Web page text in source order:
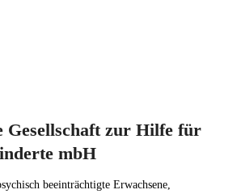
Gesellschaft zur Hilfe für
mbH
beeinträchtigte Erwachsene,